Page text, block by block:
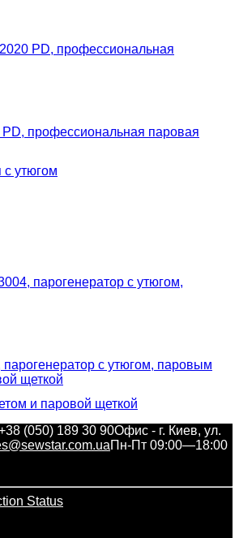
профессиональная паровая
с утюгом, паровым
щеткой
(050) 189 30 90Офис - г. Киев, ул.
Пн-Пт 09:00—18:00